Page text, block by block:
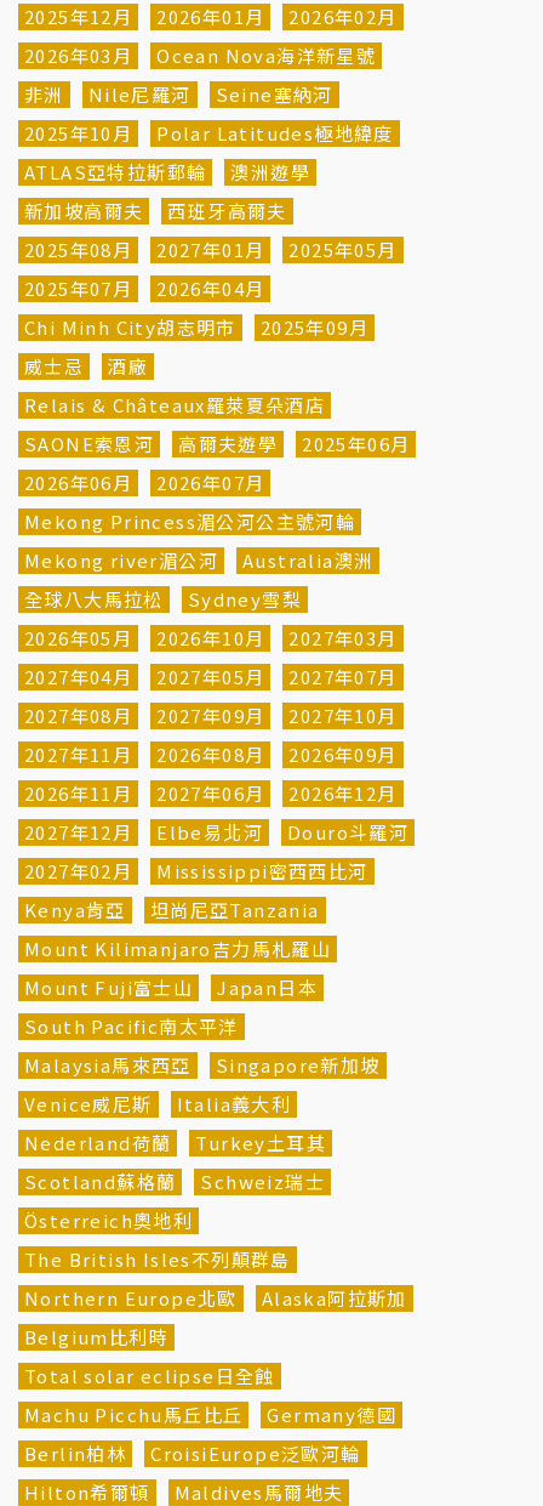
2025年12月 2026年01月
2026年02月
2026年03月
Ocean Nova海洋新星號
非洲
Nile尼羅河
Seine塞納河
2025年10月
Polar Latitudes極地緯度
ATLAS亞特拉斯郵輪
澳洲遊學
新加坡高爾夫
西班牙高爾夫
2025年08月
2027年01月
2025年05月
2025年07月
2026年04月
Chi Minh City胡志明市
2025年09月
威士忌
酒廠
Relais & Châteaux羅萊夏朵酒店
SAONE索恩河
高爾夫遊學
2025年06月
2026年06月
2026年07月
Mekong Princess湄公河公主號河輪
Mekong river湄公河
Australia澳洲
全球八大馬拉松
Sydney雪梨
2026年05月
2026年10月
2027年03月
2027年04月
2027年05月
2027年07月
2027年08月
2027年09月
2027年10月
2027年11月
2026年08月
2026年09月
2026年11月
2027年06月
2026年12月
2027年12月
Elbe易北河
Douro斗羅河
2027年02月
Mississippi密西西比河
Kenya肯亞
坦尚尼亞Tanzania
Mount Kilimanjaro吉力馬札羅山
Mount Fuji富士山
Japan日本
South Pacific南太平洋
Malaysia馬來西亞
Singapore新加坡
Venice威尼斯
Italia義大利
Nederland荷蘭
Turkey土耳其
Scotland蘇格蘭
Schweiz瑞士
Österreich奧地利
The British Isles不列顛群島
Northern Europe北歐
Alaska阿拉斯加
Belgium比利時
Total solar eclipse日全蝕
Machu Picchu馬丘比丘
Germany德國
Berlin柏林
CroisiEurope泛歐河輪
Hilton希爾頓
Maldives馬爾地夫